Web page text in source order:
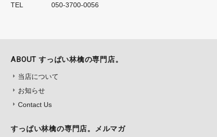
TEL
050‐3700‐0056
ABOUT すっぱい林檎の専門店。
当店について
お知らせ
Contact Us
すっぱい林檎の専門店。メルマガ